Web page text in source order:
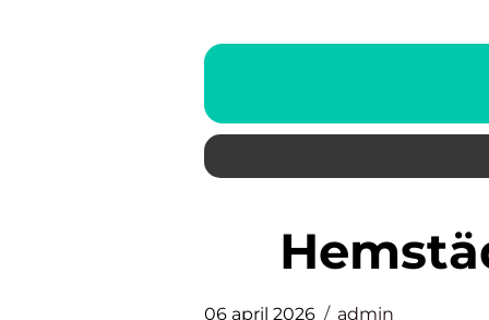
06 april 2026 admin